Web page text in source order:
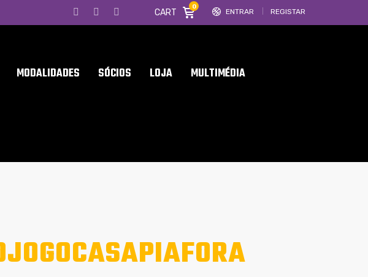
ENTRAR REGISTAR
CART
0
MODALIDADES SÓCIOS LOJA MULTIMÉDIA